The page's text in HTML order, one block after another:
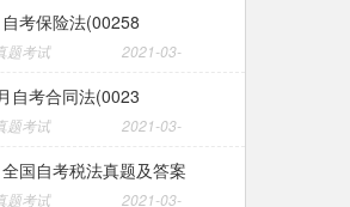
考保险法(00258
题考试
2021-03-
自考合同法(0023
题考试
2021-03-
国自考税法真题及答案
题考试
2021-03-